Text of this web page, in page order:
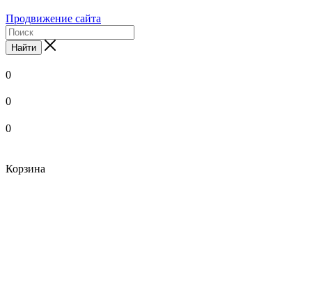
Продвижение сайта
Найти
0
0
0
Корзина